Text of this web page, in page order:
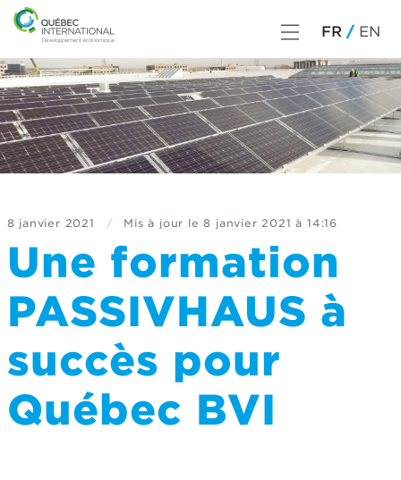
FR EN
8 janvier 2021 / Mis à jour le 8 janvier 2021 à 14:16
Une formation
PASSIVHAUS à
succès pour
Québec BVI